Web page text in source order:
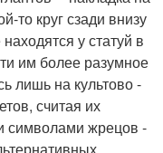
то круг сзади внизу
у статуй в
им более разумное
лишь на культово -
считая их
символами жрецов -